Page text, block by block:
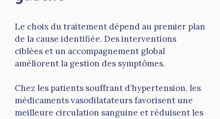
Le choix du traitement dépend au premier plan
de la cause identifiée. Des interventions
ciblées et un accompagnement global
améliorent la gestion des symptômes.
Chez les patients souffrant d’hypertension, les
médicaments vasodilatateurs favorisent une
meilleure circulation sanguine et réduisent les